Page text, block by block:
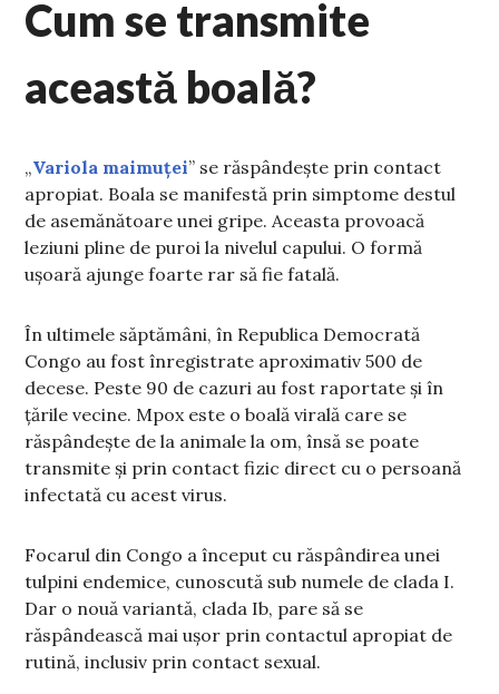
Cum se transmite
această boală?
„Variola maimuței” se răspândește prin contact
apropiat. Boala se manifestă prin simptome destul
de asemănătoare unei gripe. Aceasta provoacă
leziuni pline de puroi la nivelul capului. O formă
ușoară ajunge foarte rar să fie fatală.
În ultimele săptămâni, în Republica Democrată
Congo au fost înregistrate aproximativ 500 de
decese. Peste 90 de cazuri au fost raportate și în
țările vecine. Mpox este o boală virală care se
răspândește de la animale la om, însă se poate
transmite și prin contact fizic direct cu o persoană
infectată cu acest virus.
Focarul din Congo a început cu răspândirea unei
tulpini endemice, cunoscută sub numele de clada I.
Dar o nouă variantă, clada Ib, pare să se
răspândească mai ușor prin contactul apropiat de
rutină, inclusiv prin contact sexual.